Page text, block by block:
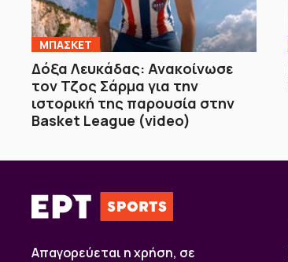
ΜΠΑΣΚΕΤ
Δόξα Λευκάδας: Ανακοίνωσε
τον Τζος Σάρμα για την
ιστορική της παρουσία στην
Basket League (video)
Απαγορεύεται η χρήση, σε